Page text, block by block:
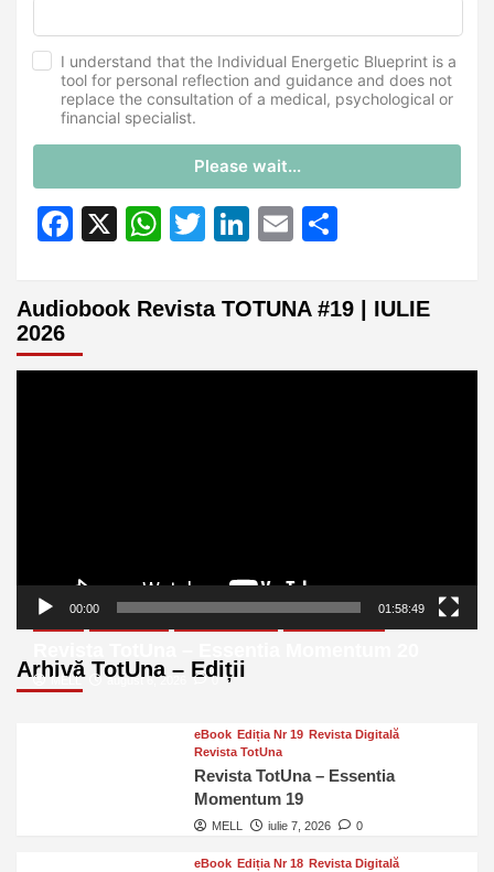
I understand that the Individual Energetic Blueprint is a
tool for personal reflection and guidance and does not
replace the consultation of a medical, psychological or
financial specialist.
Please wait...
Facebook
X WhatsApp
Twitter
LinkedIn
Email
Audiobook Revista TOTUNA #19 | IULIE
2026
00:00 01:58:49
Arhivă TotUna – Ediții
MELL august 6, 2026 0
eBook Ediția Nr 19 Revista Digitală
Revista TotUna
Revista TotUna – Essentia
Momentum 19
MELL iulie 7, 2026 0
eBook Ediția Nr 18 Revista Digitală